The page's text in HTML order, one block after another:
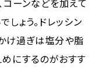
コーンなどを加えて
ょう。ドレッシン
け過ぎは塩分や脂
にするのがおすす